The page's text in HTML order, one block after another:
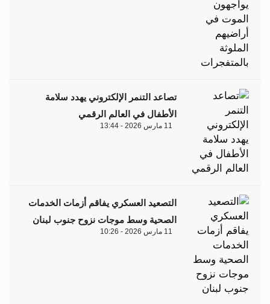
تصاعد التنمر الإلكتروني يهدد سلامة
الأطفال في العالم الرقمي
11 مارس 2026 - 13:44
التصعيد العسكري يفاقم أزمات الخدمات
الصحية وسط موجات نزوح جنوب لبنان
11 مارس 2026 - 10:26